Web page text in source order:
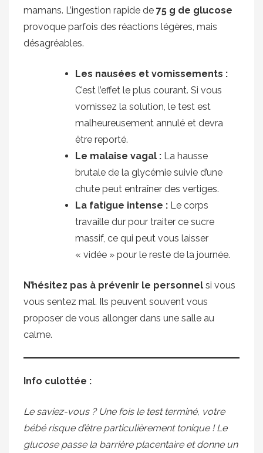
mamans. L’ingestion rapide de 75 g de glucose
provoque parfois des réactions légères, mais
désagréables.
Les nausées et vomissements :
C’est l’effet le plus courant. Si vous
vomissez la solution, le test est
malheureusement annulé et devra
être reporté.
Le malaise vagal : La hausse
brutale de la glycémie suivie d’une
chute peut entraîner des vertiges.
La fatigue intense : Le corps
travaille dur pour traiter ce sucre
massif, ce qui peut vous laisser
« vidée » pour le reste de la journée.
N’hésitez pas à prévenir le personnel si vous
vous sentez mal. Ils peuvent souvent vous
proposer de vous allonger dans une salle au
calme.
Info culottée :
Le saviez-vous ? Une fois le test terminé, votre
bébé risque d’être particulièrement tonique ! Le
glucose passe la barrière placentaire et donne un